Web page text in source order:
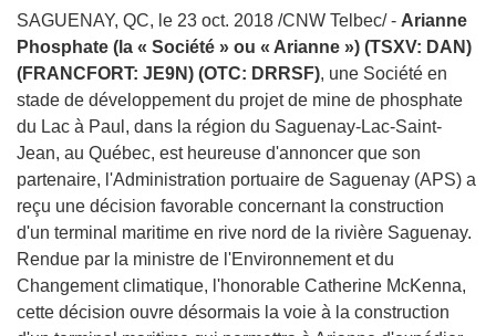
SAGUENAY, QC, le 23 oct. 2018 /CNW Telbec/ - Arianne
Phosphate (la « Société » ou « Arianne ») (TSXV: DAN)
(FRANCFORT: JE9N) (OTC: DRRSF), une Société en
stade de développement du projet de mine de phosphate
du Lac à Paul, dans la région du Saguenay-Lac-Saint-
Jean, au Québec, est heureuse d'annoncer que son
partenaire, l'Administration portuaire de Saguenay (APS) a
reçu une décision favorable concernant la construction
d'un terminal maritime en rive nord de la rivière Saguenay.
Rendue par la ministre de l'Environnement et du
Changement climatique, l'honorable Catherine McKenna,
cette décision ouvre désormais la voie à la construction